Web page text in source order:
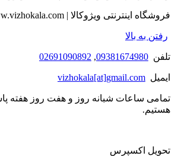
فروشگاه اینترنتی ویژوکالا | www.vizhokala.com
رفتن به بالا
تلفن 09381674980
,
02691090892
ایمیل vizhokala[at]gmail.com
تمامی ساعات شبانه روز و هفت روز هفته
هستیم.
تحویل اکسپرس